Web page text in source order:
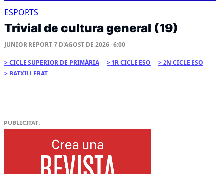
ESPORTS
Trivial de cultura general (19)
JUNIOR REPORT 7 D'AGOST DE 2026 · 6:00
CICLE SUPERIOR DE PRIMÀRIA 1R CICLE ESO
2N CICLE ESO
BATXILLERAT
PUBLICITAT: